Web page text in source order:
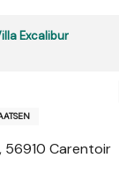
Excalibur
56910 Carentoir